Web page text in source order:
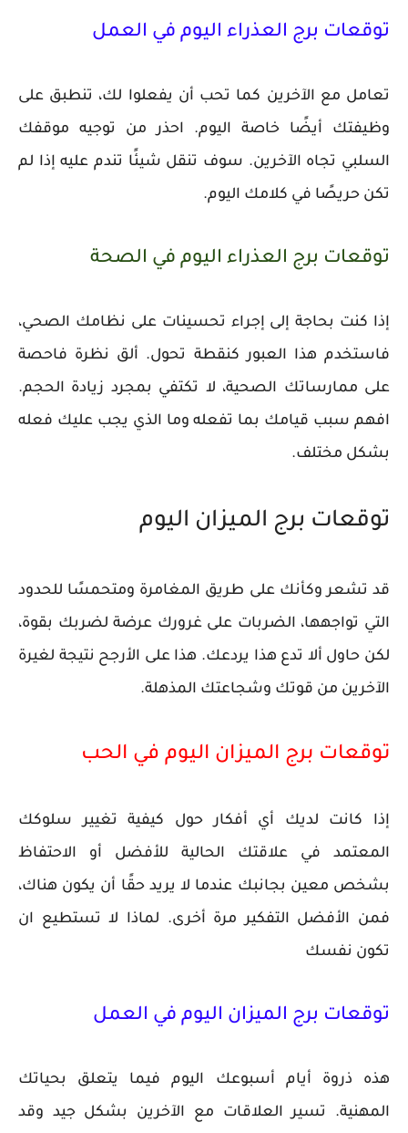
توقعات برج العذراء اليوم في العمل
تعامل مع الآخرين كما تحب أن يفعلوا لك، تنطبق على
وظيفتك أيضًا خاصة اليوم. احذر من توجيه موقفك
السلبي تجاه الآخرين. سوف تنقل شيئًا تندم عليه إذا لم
تكن حريصًا في كلامك اليوم.
توقعات برج العذراء اليوم في الصحة
إذا كنت بحاجة إلى إجراء تحسينات على نظامك الصحي،
فاستخدم هذا العبور كنقطة تحول. ألق نظرة فاحصة
على ممارساتك الصحية، لا تكتفي بمجرد زيادة الحجم.
افهم سبب قيامك بما تفعله وما الذي يجب عليك فعله
بشكل مختلف.
توقعات برج الميزان اليوم
قد تشعر وكأنك على طريق المغامرة ومتحمسًا للحدود
التي تواجهها، الضربات على غرورك عرضة لضربك بقوة،
لكن حاول ألا تدع هذا يردعك. هذا على الأرجح نتيجة لغيرة
الآخرين من قوتك وشجاعتك المذهلة.
توقعات برج الميزان اليوم في الحب
إذا كانت لديك أي أفكار حول كيفية تغيير سلوكك
المعتمد في علاقتك الحالية للأفضل أو الاحتفاظ
بشخص معين بجانبك عندما لا يريد حقًا أن يكون هناك،
فمن الأفضل التفكير مرة أخرى. لماذا لا تستطيع ان
تكون نفسك
توقعات برج الميزان اليوم في العمل
هذه ذروة أيام أسبوعك اليوم فيما يتعلق بحياتك
المهنية. تسير العلاقات مع الآخرين بشكل جيد وقد